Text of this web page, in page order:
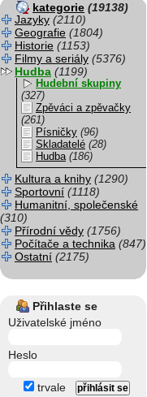
kategorie (19138)
Jazyky (2110)
Geografie (1804)
Historie (1153)
Filmy a seriály (5376)
Hudba (1199)
Hudební skupiny
(327)
Zpěváci a zpěvačky
(261)
Písničky (96)
Skladatelé (28)
Hudba (186)
Kultura a knihy (1290)
Sportovní (1118)
Humanitní, společenské
(310)
Přírodní vědy (1756)
Počítače a technika (847)
Ostatní (2175)
Přihlaste se
Uživatelské jméno
Heslo
trvale